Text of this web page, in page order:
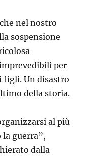
nel nostro
sospensione
per
figli. Un disastro
della storia.
al più
guerra”,
dalla